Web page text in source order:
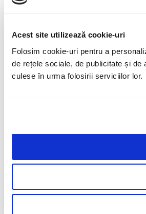
Acest site utilizează cookie-uri
Folosim cookie-uri pentru a
de rețele sociale, de publicitate și
culese în urma folosirii serviciilor lor.